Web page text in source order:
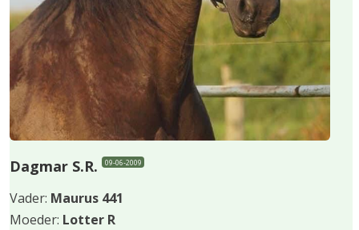
Dagmar S.R. 09-06-2009
Vader: Maurus 441
Moeder: Lotter R